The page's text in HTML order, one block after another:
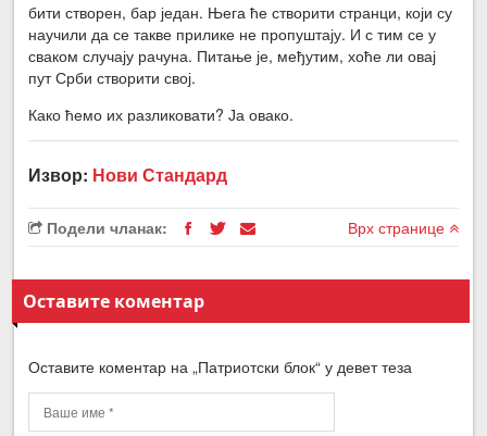
бити створен, бар један. Њега ће створити странци, који су
научили да се такве прилике не пропуштају. И с тим се у
сваком случају рачуна. Питање је, међутим, хоће ли овај
пут Срби створити свој.
Како ћемо их разликовати? Ја овако.
Извор: Нови Стандард
Подели чланак: Врх странице
Оставите коментар
Оставите коментар на „Патриотски блок“ у девет теза